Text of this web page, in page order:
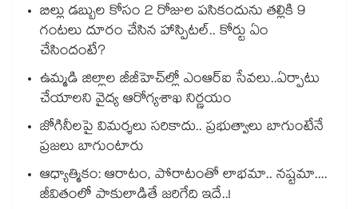
బిల్లు డబ్బుల కోసం 2 రోజుల పసికందును తల్లికి 9
గంటలు దూరం చేసిన హాస్పిటల్.. కోర్టు ఏం
చేసిందంటే?
ఉమ్మడి జిల్లాల జీజీహెచ్‌‌ల్లో ఎంఆర్ఐ సేవలు..ఏర్పాటు
చేయాలని వైద్య ఆరోగ్యశాఖ నిర్ణయం
జోగినీలపై విమర్శలు సరికాదు.. ప్రభుత్వాలు బాగుంటేనే
ప్రజలు బాగుంటారు
ఆధ్యాత్మికం: ఆరాటం, పోరాటంతో లాభమా.. నష్టమా....
జీవితంలో పాకులాడితే జరిగేది ఇదే..!